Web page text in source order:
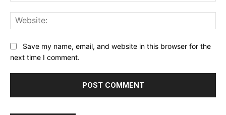
Save my name, email, and website in this browser for the
next time I comment.